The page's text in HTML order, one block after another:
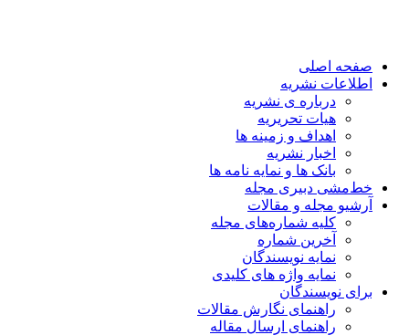
صفحه اصلی
اطلاعات نشریه
درباره ی نشریه
هیات تحریریه
اهداف و زمینه ها
اخبار نشریه
بانک ها و نمایه نامه ها
خط‌مشی دبیری مجله
آرشیو مجله و مقالات
کلیه شماره‌های مجله
آخرین شماره
نمایه نویسندگان
نمایه واژه های کلیدی
برای نویسندگان
راهنمای نگارش مقالات
راهنمای ارسال مقاله